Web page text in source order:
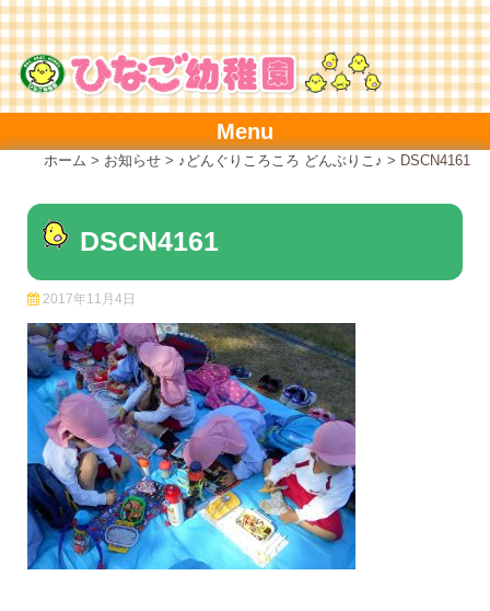
Skip
to
content
Menu
ホーム > お知らせ > ♪どんぐりころころ どんぶりこ♪ > DSCN4161
DSCN4161
2017年11月4日